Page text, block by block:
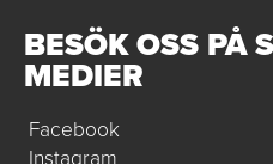
BESÖK OSS PÅ
MEDIER
Facebook